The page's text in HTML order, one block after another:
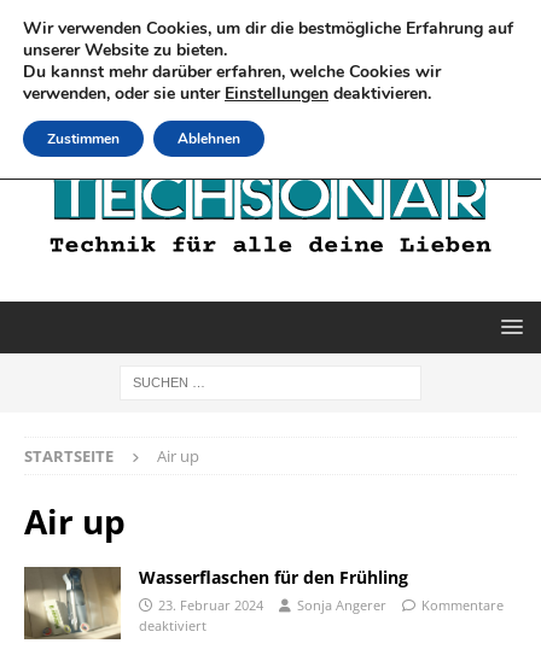
STARTSEITE Air up
Air up
Wasserflaschen für den Frühling
23. Februar 2024 Sonja Angerer
Kommentare
deaktiviert
Wir verwenden Cookies, um dir die bestmögliche Erfahrung auf
unserer Website zu bieten.
Du kannst mehr darüber erfahren, welche Cookies wir
verwenden, oder sie unter Einstellungen deaktivieren.
Zustimmen Ablehnen